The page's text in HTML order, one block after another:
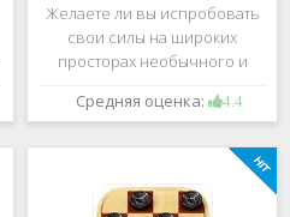
Желаете ли вы испробовать
свои силы на широких
просторах необычного и
удивительного мира,
который наполнен
Если да, тогда вам к нам. Игра,
которую мы вам предложим
ниже и о
Средняя оценка: 4.4